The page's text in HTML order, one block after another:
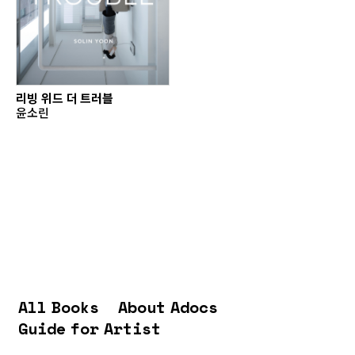
리빙 위드 더 트러블
윤소린
All Books
About Adocs
Guide for Artist